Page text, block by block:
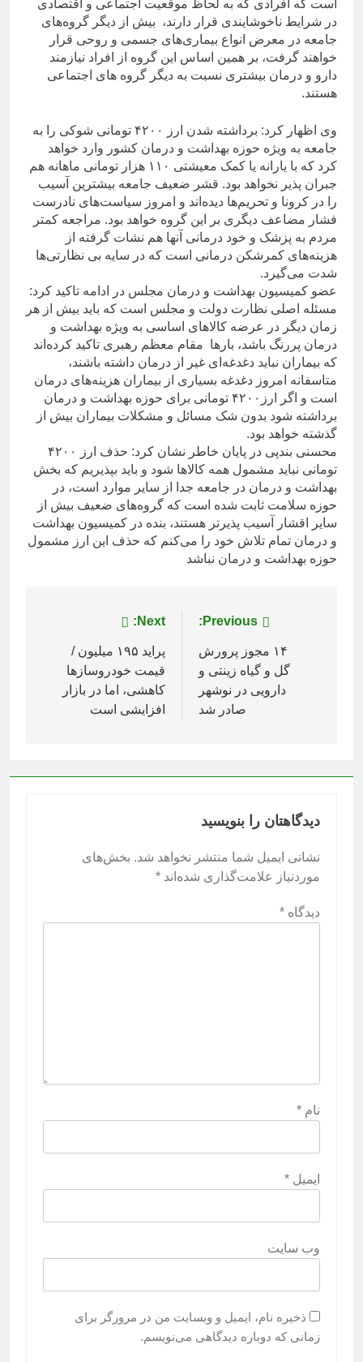
است که افرادی که به لحاظ موقعیت اجتماعی و اقتصادی
در شرایط ناخوشایندی قرار دارند، بیش از دیگر گروه‌های
جامعه در معرض انواع بیماری‌های جسمی و روحی قرار
خواهند گرفت، بر همین اساس این گروه از افراد نیازمند
دارو و درمان بیشتری نسبت به دیگر گروه های اجتماعی
هستند.
وی اظهار کرد: برداشته شدن ارز ۴۲۰۰ تومانی شوکی را به
جامعه به ویژه حوزه بهداشت و درمان کشور وارد خواهد
کرد که با یارانه یا کمک معیشتی ۱۱۰ هزار تومانی ماهانه هم
جبران پذیر نخواهد بود. قشر ضعیف جامعه بیشترین آسیب
را در کرونا و تحریم‌ها دیده‌اند و امروز سیاست‌های نادرست
فشار مضاعف دیگری بر این گروه خواهد بود. مراجعه کمتر
مردم به پزشک و خود درمانی آنها هم نشات گرفته از
هزینه‌های کمرشکن درمانی است که در سایه بی نظارتی‌ها
شدت می‌گیرد.
عضو کمیسیون بهداشت و درمان مجلس در ادامه تاکید کرد:
مسئله اصلی نظارت دولت و مجلس است که باید بیش از هر
زمان دیگر در عرضه کالاهای اساسی به ویژه بهداشت و
درمان پررنگ باشد، بارها مقام معظم رهبری تاکید کرده‌اند
که بیماران نباید دغدغه‌ای غیر از درمان داشته باشند،
متاسفانه امروز دغدغه بسیاری از بیماران هزینه‌های درمان
است و اگر ارز۴۲۰۰ تومانی برای حوزه بهداشت و درمان
برداشته شود بدون شک مسائل و مشکلات بیماران بیش از
گذشته خواهد بود.
محسنی بندپی در پایان خاطر نشان کرد: حذف ارز ۴۲۰۰
تومانی نباید مشمول همه کالاها شود و باید بپذیریم که بخش
بهداشت و درمان در جامعه جدا از سایر موارد است، در
حوزه سلامت ثابت شده است که گروه‌های ضعیف بیش از
سایر اقشار آسیب پذیرتر هستند، بنده در کمیسیون بهداشت
و درمان تمام تلاش خود را می‌کنم که حذف این ارز مشمول
حوزه بهداشت و درمان نباشد
راهبری
نوشته
Previous:
۱۴ مجوز پرورش
گل و گیاه زینتی و
دارویی در نوشهر
صادر شد
Next:
پراید ۱۹۵ میلیون /
قیمت خودروساز‌ها
کاهشی، اما در بازار
افزایشی است
دیدگاهتان را بنویسید
نشانی ایمیل شما منتشر نخواهد شد. بخش‌های
موردنیاز علامت‌گذاری شده‌اند *
دیدگاه *
نام *
ایمیل *
وب‌ سایت
ذخیره نام، ایمیل و وبسایت من در مرورگر برای
زمانی که دوباره دیدگاهی می‌نویسم.